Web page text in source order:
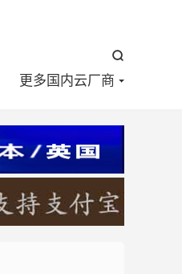

更多国内云厂商